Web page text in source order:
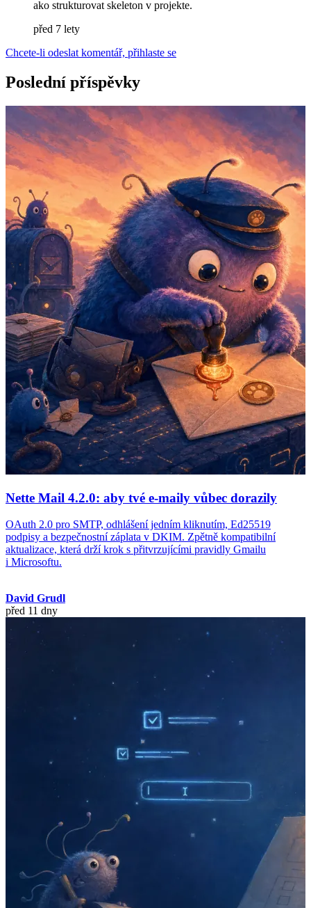
ako strukturovat skeleton v projekte.
před 7 lety
Chcete-li odeslat komentář, přihlaste se
Poslední příspěvky
Nette Mail 4.2.0: aby tvé e-maily vůbec dorazily
OAuth 2.0 pro SMTP, odhlášení jedním kliknutím, Ed25519
podpisy a bezpečnostní záplata v DKIM. Zpětně kompatibilní
aktualizace, která drží krok s přitvrzujícími pravidly Gmailu
i Microsoftu.
David Grudl
před 11 dny